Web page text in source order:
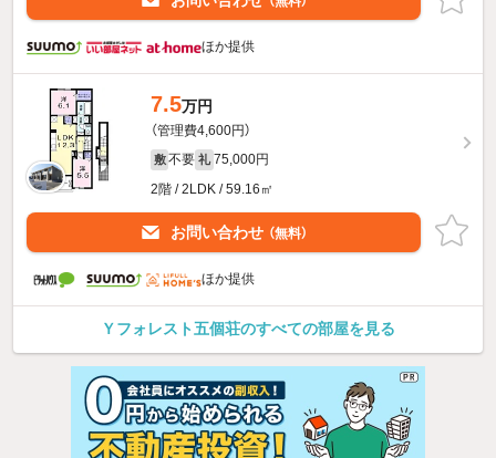
ほか提供
7.5万円
（管理費4,600円）
敷 不要 礼 75,000円
2階 / 2LDK / 59.16㎡
お問い合わせ （無料）
ほか提供
Ｙフォレスト五個荘のすべての部屋を見る